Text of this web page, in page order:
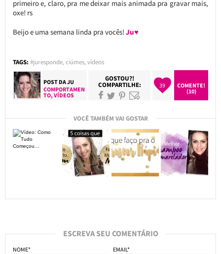
primeiro e, claro, pra me deixar mais animada pra gravar mais,
oxe! rs
Beijo e uma semana linda pra vocês! Ju♥
TAGS: #juresponde,ciúmes,vídeos
POST DAJU
COMPORTAMEN
TO,VÍDEOS
GOSTOU?!
COMPARTILHE: 39
COMENTE!
(10)
VOCÊ TAMBÉM VAI GOSTAR
ESCREVA SEU COMENTÁRIO
NOME* EMAIL*